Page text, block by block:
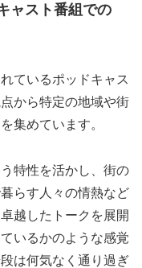
ャスト番組での
ているポッドキャス
から特定の地域や街
集めています。
特性を活かし、街の
らす人々の情熱など
越したトークを展開
いるかのような感覚
は何気なく通り過ぎ